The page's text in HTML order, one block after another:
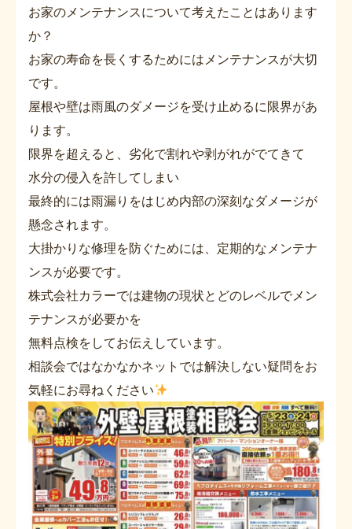
お家のメンテナンスについて考えたことはあります
か？
お家の寿命を長くするためにはメンテナンスが大切
です。
屋根や壁は雨風のダメージを受け止めるに限界があ
ります。
限界を超えると、劣化で割れや剥がれがでてきて
水分の侵入を許してしまい
最終的には雨漏りをはじめ内部の深刻なダメージが
懸念されます。
大掛かりな修理を防ぐためには、定期的なメンテナ
ンスが必要です。
株式会社カラーでは建物の現状とどのレベルでメン
テナンスが必要かを
無料点検をしてお伝えしています。
相談会ではなかなかネットでは解決しない疑問をお
気軽にお尋ねください